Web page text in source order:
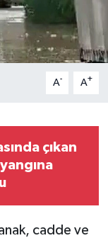
A- A+
çıkan
yangına
cadde ve